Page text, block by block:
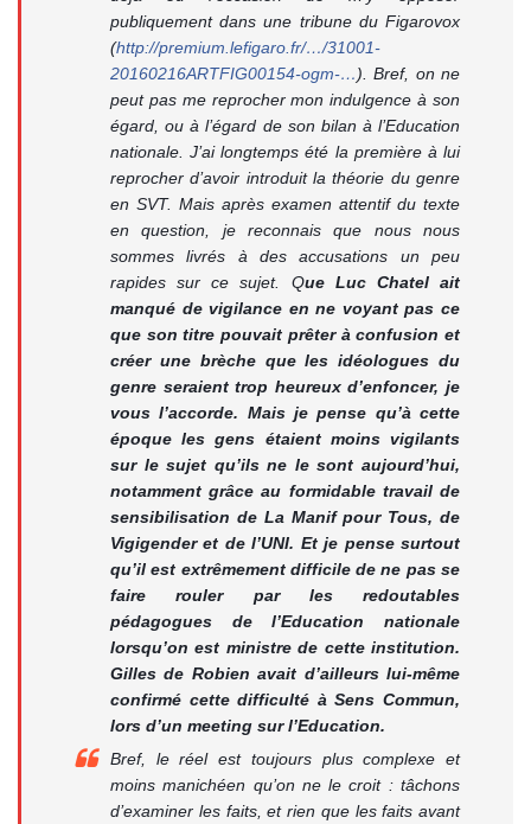
publiquement dans une tribune du Figarovox
(http://premium.lefigaro.fr/…/31001-
20160216ARTFIG00154-ogm-…). Bref, on ne
peut pas me reprocher mon indulgence à son
égard, ou à l’égard de son bilan à l’Education
nationale. J’ai longtemps été la première à lui
reprocher d’avoir introduit la théorie du genre
en SVT. Mais après examen attentif du texte
en question, je reconnais que nous nous
sommes livrés à des accusations un peu
rapides sur ce sujet. Que Luc Chatel ait
manqué de vigilance en ne voyant pas ce
que son titre pouvait prêter à confusion et
créer une brèche que les idéologues du
genre seraient trop heureux d’enfoncer, je
vous l’accorde. Mais je pense qu’à cette
époque les gens étaient moins vigilants
sur le sujet qu’ils ne le sont aujourd’hui,
notamment grâce au formidable travail de
sensibilisation de La Manif pour Tous, de
Vigigender et de l’UNI. Et je pense surtout
qu’il est extrêmement difficile de ne pas se
faire rouler par les redoutables
pédagogues de l’Education nationale
lorsqu’on est ministre de cette institution.
Gilles de Robien avait d’ailleurs lui-même
confirmé cette difficulté àSens Commun,
lors d’un meeting sur l’Education.
Bref, le réel est toujours plus complexe et
moins manichéen qu’on ne le croit : tâchons
d’examiner les faits, et rien que les faits avant